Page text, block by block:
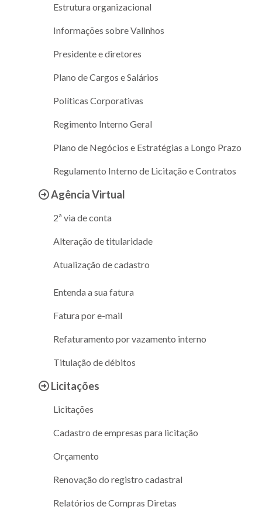
Estrutura organizacional
Informações sobre Valinhos
Presidente e diretores
Plano de Cargos e Salários
Políticas Corporativas
Regimento Interno Geral
Plano de Negócios e Estratégias a Longo Prazo
Regulamento Interno de Licitação e Contratos
Agência Virtual
2ª via de conta
Alteração de titularidade
Atualização de cadastro
Entenda a sua fatura
Fatura por e-mail
Refaturamento por vazamento interno
Titulação de débitos
Licitações
Licitações
Cadastro de empresas para licitação
Orçamento
Renovação do registro cadastral
Relatórios de Compras Diretas